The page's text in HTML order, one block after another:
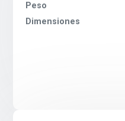
Peso
Dimensiones